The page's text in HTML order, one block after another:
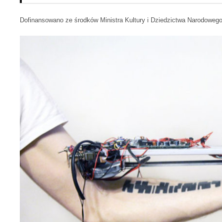
Dofinansowano ze środków Ministra Kultury i Dziedzictwa